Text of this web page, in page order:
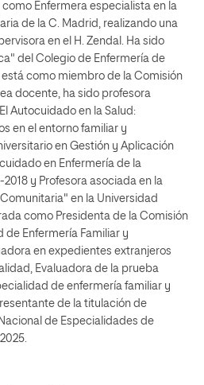
Enfermera especialista en la
de la C. Madrid, realizando una
en el H. Zendal. Ha sido
del Colegio de Enfermería de
como miembro de la Comisión
docente, ha sido profesora
Autocuidado en la Salud:
en el entorno familiar y
en Gestión y Aplicación
en Enfermería de la
y Profesora asociada en la
en la Universidad
como Presidenta de la Comisión
de Enfermería Familiar y
en expedientes extranjeros
Evaluadora de la prueba
de enfermería familiar y
de la titulación de
de Especialidades de